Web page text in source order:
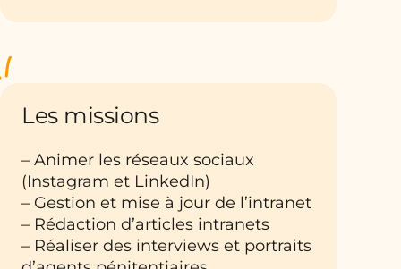
Les missions
– Animer les réseaux sociaux
(Instagram et LinkedIn)
– Gestion et mise à jour de l’intranet
– Rédaction d’articles intranets
– Réaliser des interviews et portraits